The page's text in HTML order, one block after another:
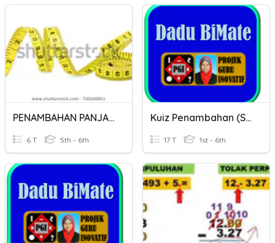
PENAMBAHAN PANJANG
6 T 5th - 6th
Kuiz Penambahan (Set 1)
17 T 1st - 6th